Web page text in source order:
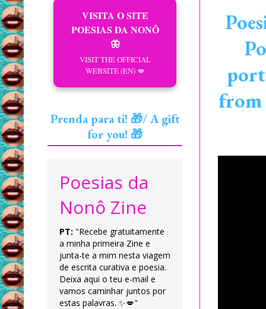
from
VISITA O SITE
POESIAS DA NONÔ
🦋
VISIT THE OFFICIAL
WEBSITE (EN) 💋
Prenda para ti! 🎁/ A gift
for you! 🎁
Poesias da
Nonô Zine
PT: "Recebe gratuitamente
a minha primeira Zine e
junta-te a mim nesta viagem
de escrita curativa e poesia.
Deixa aqui o teu e-mail e
vamos caminhar juntos por
estas palavras. ✨💋"